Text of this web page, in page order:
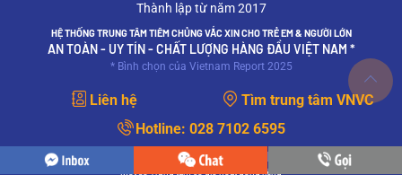
Thành lập từ năm 2017
HỆ THỐNG TRUNG TÂM TIÊM CHỦNG VẮC XIN CHO TRẺ EM & NGƯỜI LỚN
AN TOÀN - UY TÍN - CHẤT LƯỢNG HÀNG ĐẦU VIỆT NAM *
* Bình chọn của Vietnam Report 2025
Liên hệ
Tìm trung tâm VNVC
Hotline: 028 7102 6595
Mở cửa 7:30 – 17:00 (không nghỉ trưa)
Một số Trung tâm có giờ hoạt động riêng